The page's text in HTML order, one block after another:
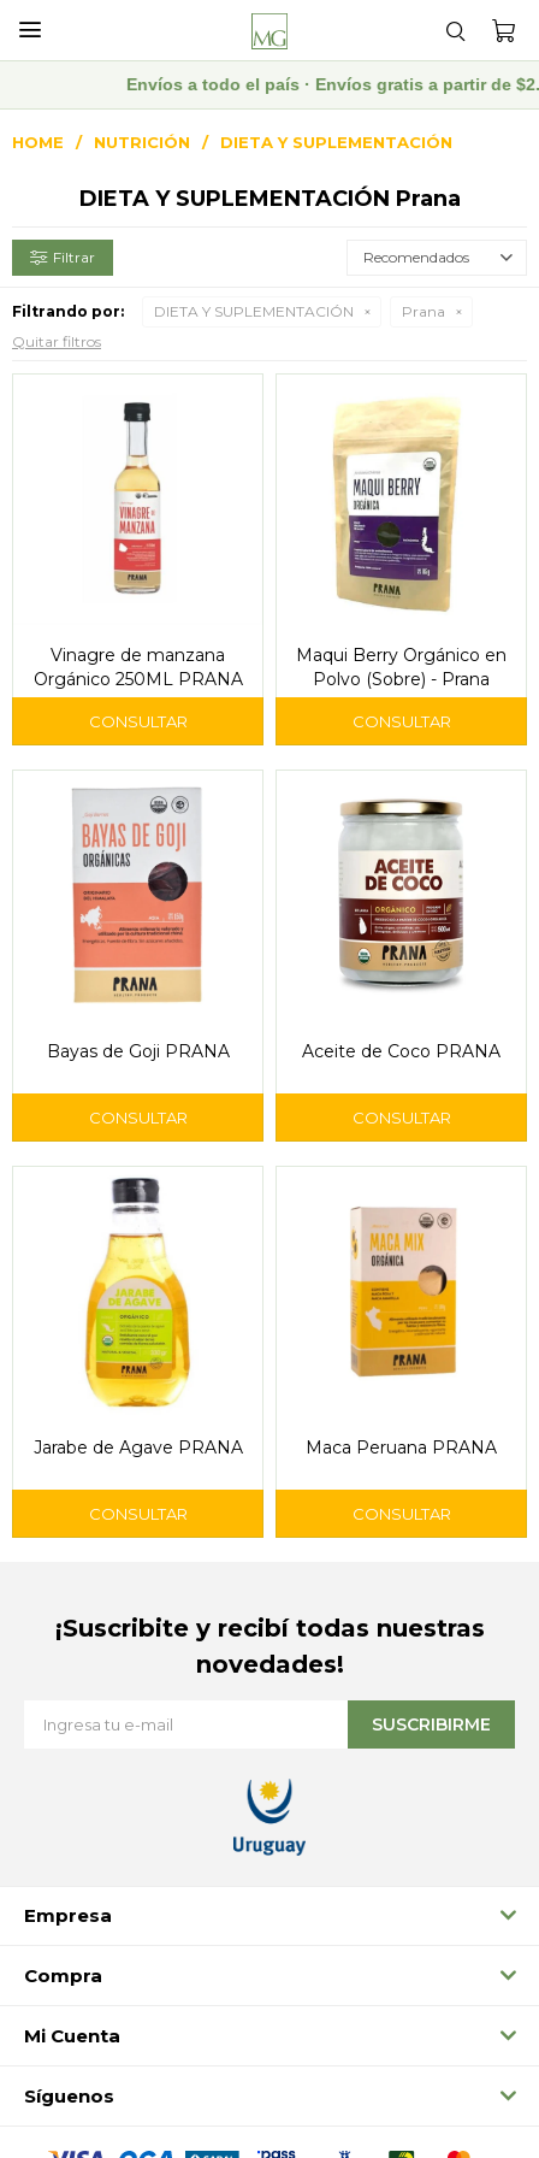

Envíos a todo el país · Envíos gratis a partir de
HOME NUTRICIÓN DIETA Y SUPLEMENTACIÓN
DIETA Y SUPLEMENTACIÓN Prana
Recomendados
Filtrando por: DIETA Y SUPLEMENTACIÓN
Prana
Quitar filtros
Vinagre de manzana
Orgánico 250ML PRANA
Maqui Berry Orgánico en
Polvo (Sobre) - Prana
Bayas de Goji PRANA Aceite de Coco PRANA
Jarabe de Agave PRANA Maca Peruana PRANA
Empresa
Compra
Mi Cuenta
Síguenos
¡Suscribite y recibí todas nuestras
novedades!
SUSCRIBIRME